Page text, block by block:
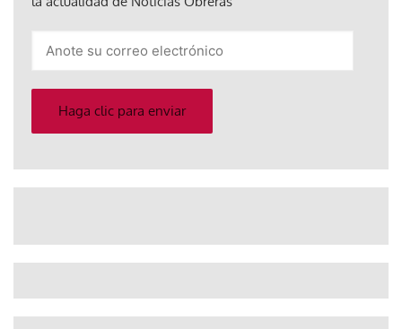
electrónico
Haga clic para enviar